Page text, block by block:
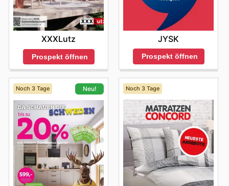
XXXLutz
Prospekt öffnen
JYSK
Prospekt öffnen
Noch 3 Tage Neu! Noch 3 Tage